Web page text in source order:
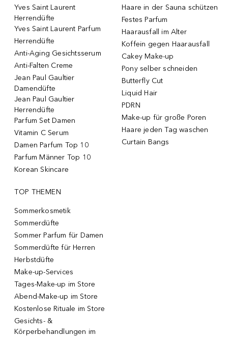
Yves Saint Laurent
Herrendüfte
Yves Saint Laurent Parfum
Herrendüfte
Anti-Aging Gesichtsserum
Anti-Falten Creme
Jean Paul Gaultier
Damendüfte
Jean Paul Gaultier
Herrendüfte
Parfum Set Damen
Vitamin C Serum
Damen Parfum Top 10
Parfum Männer Top 10
Korean Skincare
Haare in der Sauna schützen
Festes Parfum
Haarausfall im Alter
Koffein gegen Haarausfall
Cakey Make-up
Pony selber schneiden
Butterfly Cut
Liquid Hair
PDRN
Make-up für große Poren
Haare jeden Tag waschen
Curtain Bangs
TOP THEMEN
Sommerkosmetik
Sommerdüfte
Sommer Parfum für Damen
Sommerdüfte für Herren
Herbstdüfte
Make-up-Services
Tages-Make-up im Store
Abend-Make-up im Store
Kostenlose Rituale im Store
Gesichts- &
Körperbehandlungen im